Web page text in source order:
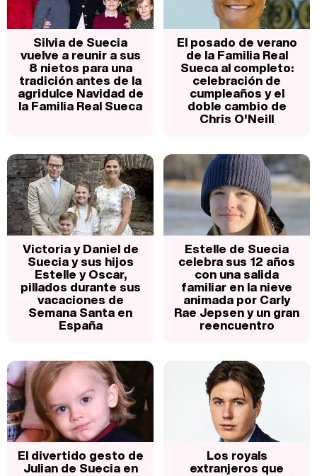
Silvia de Suecia
vuelve a reunir a sus
8 nietos para una
tradición antes de la
agridulce Navidad de
la Familia Real Sueca
El posado de verano
de la Familia Real
Sueca al completo:
celebración de
cumpleaños y el
doble cambio de
Chris O'Neill
Victoria y Daniel de
Suecia y sus hijos
Estelle y Oscar,
pillados durante sus
vacaciones de
Semana Santa en
España
Estelle de Suecia
celebra sus 12 años
con una salida
familiar en la nieve
animada por Carly
Rae Jepsen y un gran
reencuentro
El divertido gesto de
Julian de Suecia en
Los royals
extranjeros que